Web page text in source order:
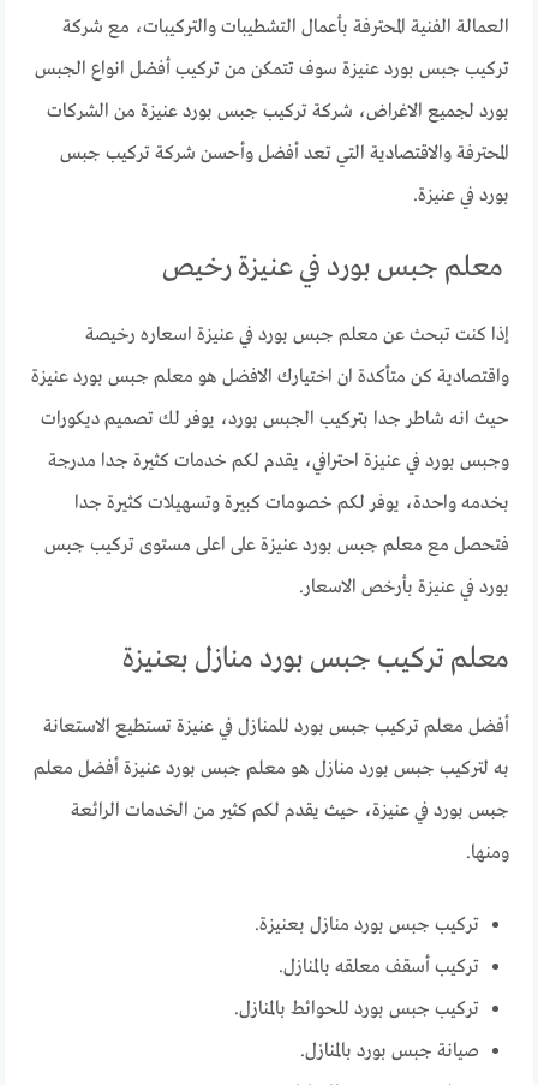
العمالة الفنية المحترفة بأعمال التشطيبات والتركيبات، مع شركة
تركيب جبس بورد عنيزة سوف تتمكن من تركيب أفضل انواع الجبس
بورد لجميع الاغراض، شركة تركيب جبس بورد عنيزة من الشركات
المحترفة والاقتصادية التي تعد أفضل وأحسن شركة تركيب جبس
بورد في عنيزة.
معلم جبس بورد في عنيزة رخيص
إذا كنت تبحث عن معلم جبس بورد في عنيزة اسعاره رخيصة
واقتصادية كن متأكدة ان اختيارك الافضل هو معلم جبس بورد عنيزة
حيث انه شاطر جدا بتركيب الجبس بورد، يوفر لك تصميم ديكورات
وجبس بورد في عنيزة احترافي، يقدم لكم خدمات كثيرة جدا مدرجة
بخدمه واحدة، يوفر لكم خصومات كبيرة وتسهيلات كثيرة جدا
فتحصل مع معلم جبس بورد عنيزة على اعلى مستوى تركيب جبس
بورد في عنيزة بأرخص الاسعار.
معلم تركيب جبس بورد منازل بعنيزة
أفضل معلم تركيب جبس بورد للمنازل في عنيزة تستطيع الاستعانة
به لتركيب جبس بورد منازل هو معلم جبس بورد عنيزة أفضل معلم
جبس بورد في عنيزة، حيث يقدم لكم كثير من الخدمات الرائعة
ومنها.
تركيب جبس بورد منازل بعنيزة.
تركيب أسقف معلقه بالمنازل.
تركيب جبس بورد للحوائط بالمنازل.
صيانة جبس بورد بالمنازل.